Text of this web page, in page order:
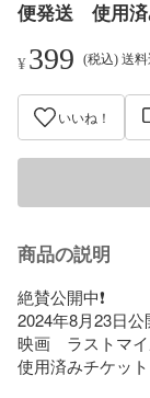
便発送 使用
¥399 (税込) 送
いいね！
商品の説明
絶賛公開中❗
2024年8月23日公
映画　ラストマ
使用済みチケッ